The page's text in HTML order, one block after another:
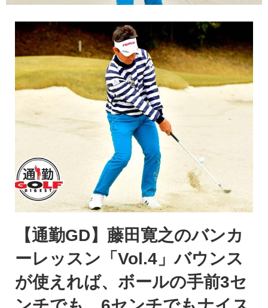
【通勤GD】藤田寛之のバンカ
ーレッスン「Vol.4」バウンス
が使えれば、ボールの手前3セ